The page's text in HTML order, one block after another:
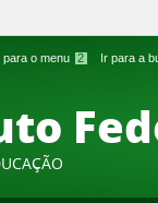
para o menu 2 Ir para a